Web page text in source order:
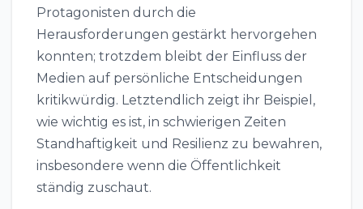
Protagonisten durch die
Herausforderungen gestärkt hervorgehen
konnten; trotzdem bleibt der Einfluss der
Medien auf persönliche Entscheidungen
kritikwürdig. Letztendlich zeigt ihr Beispiel,
wie wichtig es ist, in schwierigen Zeiten
Standhaftigkeit und Resilienz zu bewahren,
insbesondere wenn die Öffentlichkeit
ständig zuschaut.